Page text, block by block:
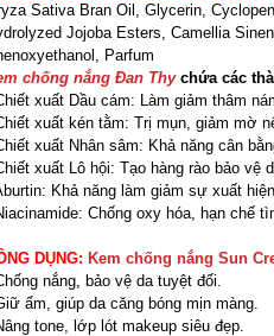
Sativa Bran Oil, Glycerin,
Jojoba Esters, Camellia
Parfum
chống nắng Đan Thychứa các
xuất Dầu cám: Làm giảm thâm
xuất kén tằm: Trị mụn, giảm mờ
xuất Nhân sâm: Khả năng cân
xuất Lô hội: Tạo hàng rào bảo
Khả năng làm giảm sự xuất
Chống oxy hóa, hạn chế
DỤNG: Kem chống nắng Sun
nắng, bảo vệ da tuyệt đối.
ẩm, giúp da căng bóng mịn màng.
tone, lớp lót makeup siêu đẹp.